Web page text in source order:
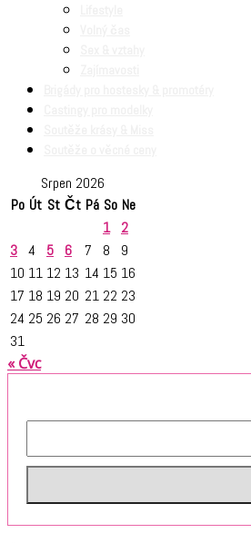
Srpen 2026
Po Út St Čt Pá So Ne
1
2
3 4 5 6 7 8
9
10 11 12 13 14 15 16
17 18 19 20 21 22 23
24 25 26 27 28 29 30
31
« Čvc